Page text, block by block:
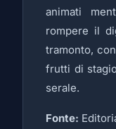
animati
rompere il
tramonto,
frutti di
serale.
Fonte: